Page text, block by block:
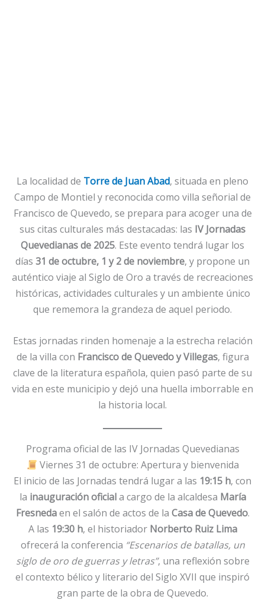
La localidad de Torre de Juan Abad, situada en pleno
Campo de Montiel y reconocida como villa señorial de
Francisco de Quevedo, se prepara para acoger una de
sus citas culturales más destacadas: las IV Jornadas
Quevedianas de 2025. Este evento tendrá lugar los
días 31 de octubre, 1 y 2 de noviembre, y propone un
auténtico viaje al Siglo de Oro a través de recreaciones
históricas, actividades culturales y un ambiente único
que rememora la grandeza de aquel periodo.
Estas jornadas rinden homenaje a la estrecha relación
de la villa con Francisco de Quevedo y Villegas, figura
clave de la literatura española, quien pasó parte de su
vida en este municipio y dejó una huella imborrable en
la historia local.
Programa oficial de las IV Jornadas Quevedianas
Viernes 31 de octubre: Apertura y bienvenida
El inicio de las Jornadas tendrá lugar a las 19:15 h, con
la inauguración oficiala cargo de la alcaldesa María
Fresnedaen el salón de actos de la Casa de Quevedo.
A las 19:30 h, el historiador Norberto Ruiz Lima
ofrecerá la conferencia “Escenarios de batallas, un
siglo de oro de guerras y letras”, una reflexión sobre
el contexto bélico y literario del Siglo XVII que inspiró
gran parte de la obra de Quevedo.